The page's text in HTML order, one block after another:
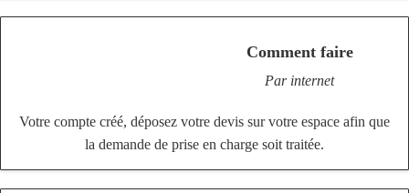
Comment faire
Par internet
Votre compte créé, déposez votre devis sur votre espace afin que
la demande de prise en charge soit traitée.